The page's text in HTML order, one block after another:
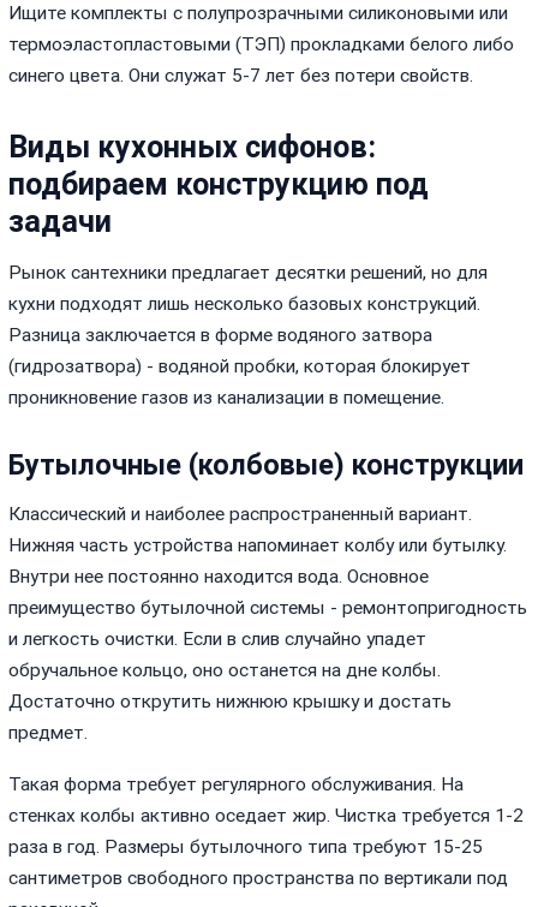
Ищите комплекты с полупрозрачными силиконовыми или
термоэластопластовыми (ТЭП) прокладками белого либо
синего цвета. Они служат 5-7 лет без потери свойств.
Виды кухонных сифонов:
подбираем конструкцию под
задачи
Рынок сантехники предлагает десятки решений, но для
кухни подходят лишь несколько базовых конструкций.
Разница заключается в форме водяного затвора
(гидрозатвора) - водяной пробки, которая блокирует
проникновение газов из канализации в помещение.
Бутылочные (колбовые) конструкции
Классический и наиболее распространенный вариант.
Нижняя часть устройства напоминает колбу или бутылку.
Внутри нее постоянно находится вода. Основное
преимущество бутылочной системы - ремонтопригодность
и легкость очистки. Если в слив случайно упадет
обручальное кольцо, оно останется на дне колбы.
Достаточно открутить нижнюю крышку и достать
предмет.
Такая форма требует регулярного обслуживания. На
стенках колбы активно оседает жир. Чистка требуется 1-2
раза в год. Размеры бутылочного типа требуют 15-25
сантиметров свободного пространства по вертикали под